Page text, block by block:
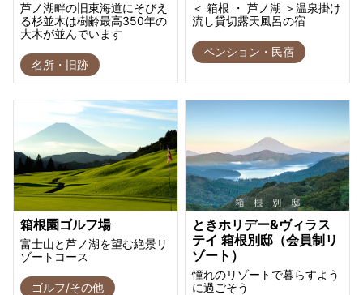
芦ノ湖畔の旧東海道にそびえ
る杉並木は樹齢最高350年の
大木が並んでいます
名所・旧跡
＜ 箱根 ・ 芦ノ湖 ＞温泉掛け
流し貸切露天風呂の宿
ペンション・民宿
箱根園ゴルフ場
富士山と芦ノ湖を望む絶景リ
ゾートコース
ゴルフ/その他
ときホリデー&ヴィラス
テイ 箱根別邸（会員制リ
ゾート）
憧れのリゾートで暮らすよう
に過ごそう